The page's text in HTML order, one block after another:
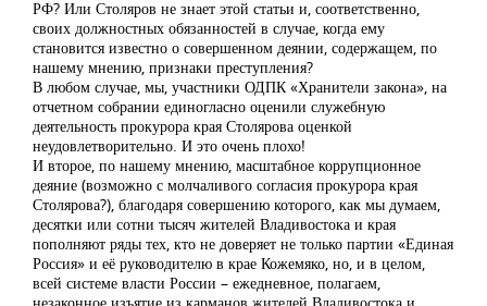
РФ? Или Столяров не знает этой статьи и, соответственно,
своих должностных обязанностей в случае, когда ему
становится известно о совершенном деянии, содержащем, по
нашему мнению, признаки преступления?
В любом случае, мы, участники ОДПК «Хранители закона», на
отчетном собрании единогласно оценили служебную
деятельность прокурора края Столярова оценкой
неудовлетворительно. И это очень плохо!
И второе, по нашему мнению, масштабное коррупционное
деяние (возможно с молчаливого согласия прокурора края
Столярова?), благодаря совершению которого, как мы думаем,
десятки или сотни тысяч жителей Владивостока и края
пополняют ряды тех, кто не доверяет не только партии «Единая
Россия» и её руководителю в крае Кожемяко, но, и в целом,
всей системе власти России – ежедневное, полагаем,